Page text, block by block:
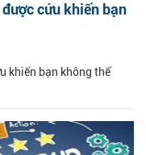
cứu khiến bạn
khiến bạn không thể